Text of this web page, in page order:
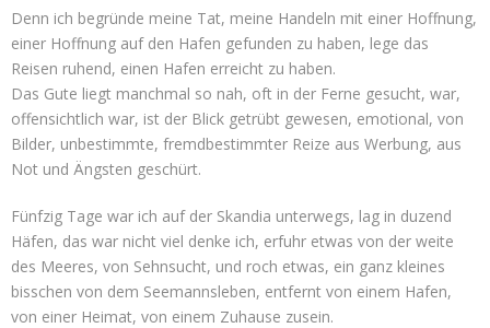
Denn ich begründe meine Tat, meine Handeln mit einer Hoffnung,
einer Hoffnung auf den Hafen gefunden zu haben, lege das
Reisen ruhend, einen Hafen erreicht zu haben.
Das Gute liegt manchmal so nah, oft in der Ferne gesucht, war,
offensichtlich war, ist der Blick getrübt gewesen, emotional, von
Bilder, unbestimmte, fremdbestimmter Reize aus Werbung, aus
Not und Ängsten geschürt.
Fünfzig Tage war ich auf der Skandia unterwegs, lag in duzend
Häfen, das war nicht viel denke ich, erfuhr etwas von der weite
des Meeres, von Sehnsucht, und roch etwas, ein ganz kleines
bisschen von dem Seemannsleben, entfernt von einem Hafen,
von einer Heimat, von einem Zuhause zusein.